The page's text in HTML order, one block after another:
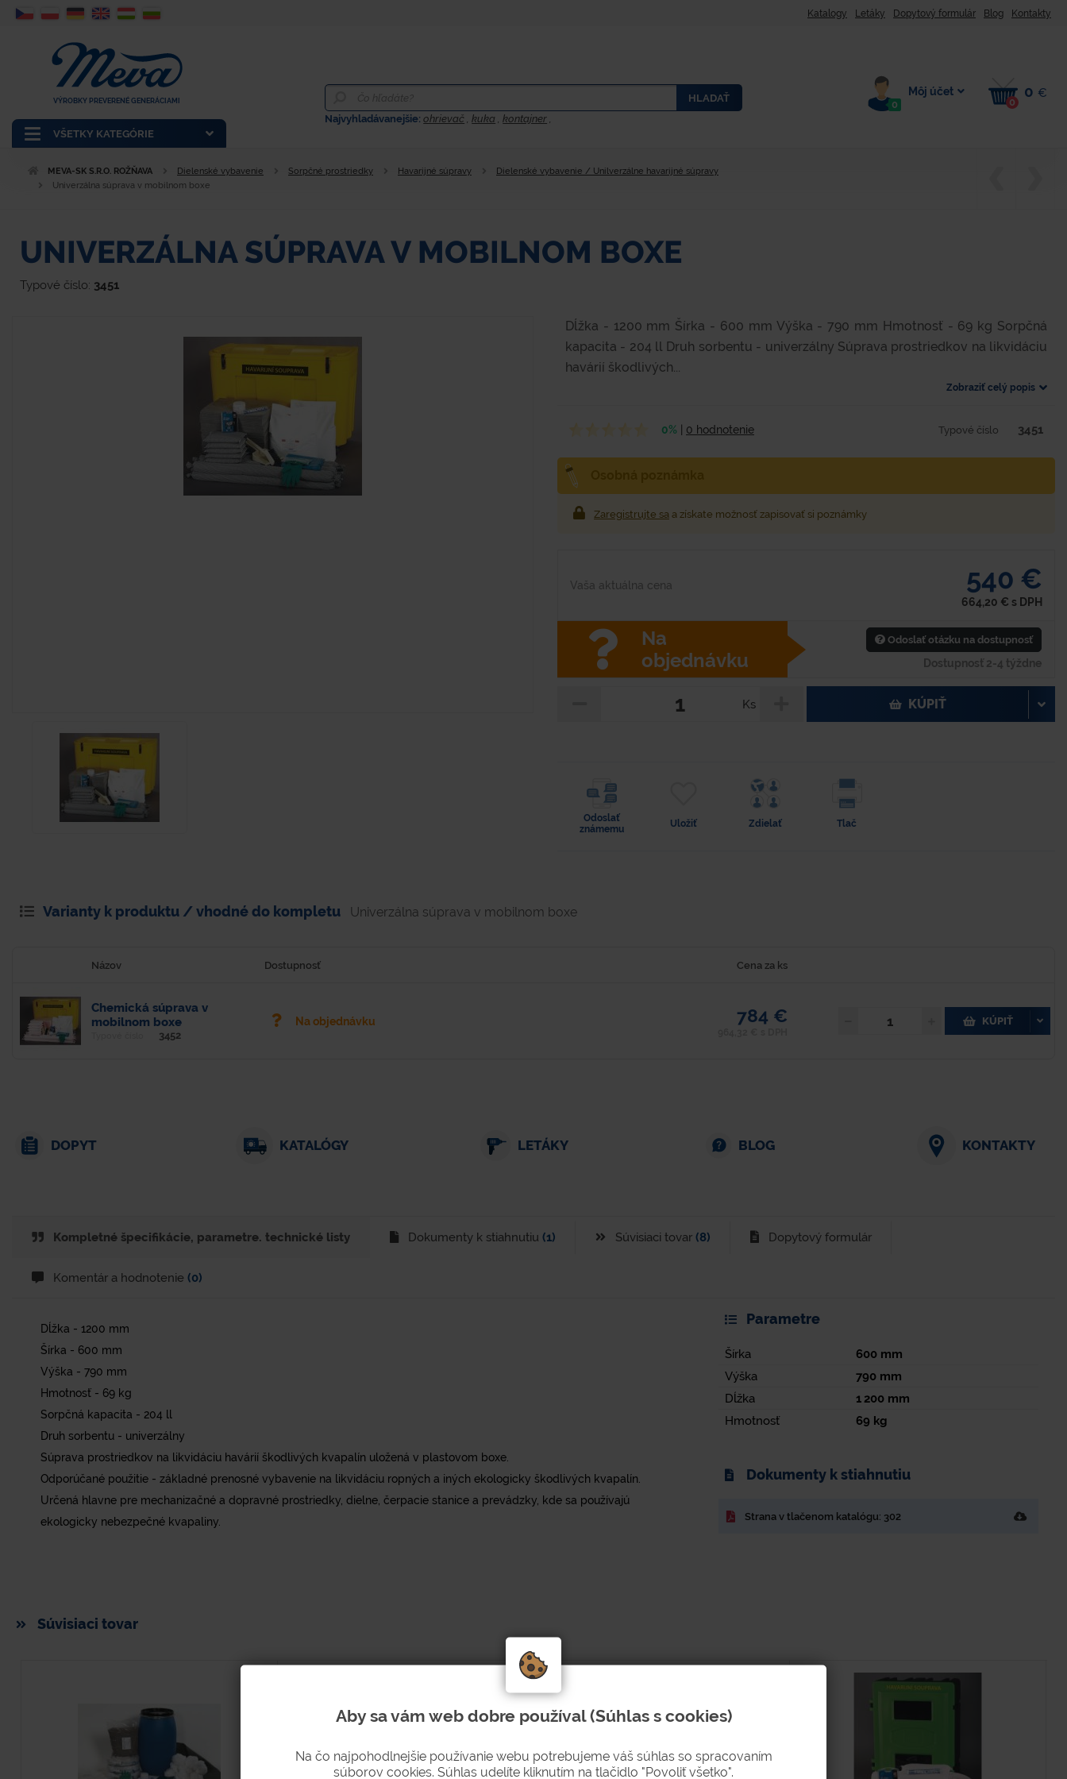
Katalogy Letáky Dopytový formulár Blog Kontakty
VŠETKY KATEGÓRIE
VÝROBKY PREVERENÉ GENERÁCIAMI
HLADAŤ
Najvyhladávanejšie:ohrievač ,kuka ,kontajner ,
0
Môj účet
0
0 €
MEVA-SK S.R.O. ROŽŇAVA Dielenské vybavenie Sorpčné prostriedky Havarijné súpravy
Dielenské vybavenie / Unilverzálne havarijné súpravy
Univerzálna súprava v mobilnom boxe
UNIVERZÁLNA SÚPRAVA V MOBILNOM BOXE
Typové číslo: 3451
Dĺžka - 1200 mm Šírka - 600 mm Výška - 790 mm Hmotnosť - 69 kg Sorpčná
kapacita - 204 ll Druh sorbentu - univerzálny Súprava prostriedkov na likvidáciu
havárií škodlivých...
Zobraziť celý popis
0% 0 hodnotenie Typové číslo 3451
Zaregistrujte sa a získate možnosť zapisovať si poznámky
Vaša aktuálna cena 540 €
664,20 € s DPH
Na
objednávku
Odoslať otázku na dostupnosť
Dostupnosť 2-4 týždne
Ks KÚPIŤ
Odoslať
známemu
Uložiť Zdielať Tlač
Varianty k produktu / vhodné do kompletu Univerzálna súprava v mobilnom boxe
Názov Dostupnosť Cena za ks
Chemická súprava v
mobilnom boxe
3452
Na objednávku 784 € KÚPIŤ
DOPYT KATALÓGY LETÁKY BLOG KONTAKTY
Kompletné špecifikácie, parametre. technické listy Dokumenty k stiahnutiu (1) Súvisiaci tovar (8) Dopytový formulár
Komentár a hodnotenie (0)
Dĺžka - 1200 mm
Šírka - 600 mm
Výška - 790 mm
Hmotnosť - 69 kg
Sorpčná kapacita - 204 ll
Druh sorbentu - univerzálny
Súprava prostriedkov na likvidáciu havárií škodlivých kvapalín uložená v plastovom boxe.
Odporúčané použitie - základné prenosné vybavenie na likvidáciu ropných a iných ekologicky škodlivých kvapalín.
Určená hlavne pre mechanizačné a dopravné prostriedky, dielne, čerpacie stanice a prevádzky, kde sa používajú
ekologicky nebezpečné kvapaliny.
Parametre
Šírka 600 mm
Výška
790 mm
Dĺžka
1 200 mm
Hmotnosť
69 kg
Dokumenty k stiahnutiu
Strana v tlačenom katalógu: 302
Súvisiaci tovar
Aby sa vám web dobre používal (Súhlas s cookies)
Na čo najpohodlnejšie používanie webu potrebujeme váš súhlas so spracovaním
súborov cookies. Súhlas udelíte kliknutím na tlačidlo "Povoliť všetko".